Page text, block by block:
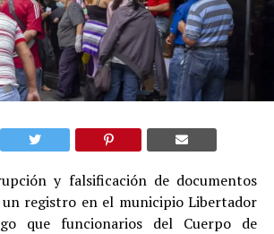
y falsificación de documentos
un registro en el municipio Libertador
que funcionarios del Cuerpo de